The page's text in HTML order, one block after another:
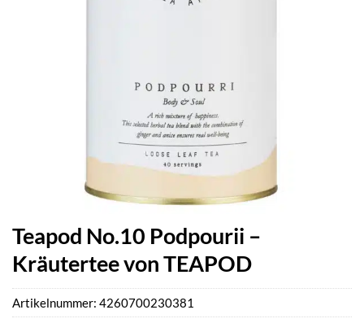
Teapod No.10 Podpourii –
Kräutertee von TEAPOD
Artikelnummer: 4260700230381